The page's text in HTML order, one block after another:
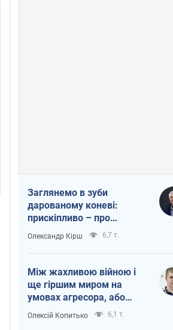
Заглянемо в зуби
дарованому коневі:
прискіпливо – про
допомогу Україні
Олександр Кірш 6,7 т.
Між жахливою війною і
ще гіршим миром на
умовах агресора, або
Безвихідність – теж
Олексій Копитько 6,1 т.